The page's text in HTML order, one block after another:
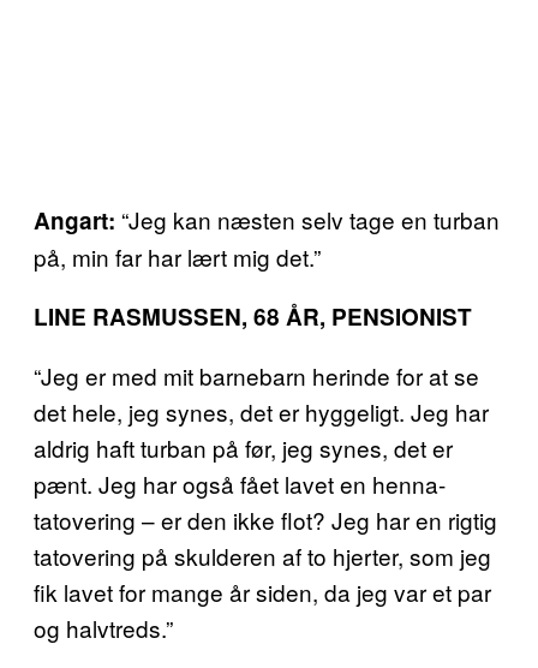
Angart: “Jeg kan næsten selv tage en turban
på, min far har lært mig det.”
LINE RASMUSSEN, 68 ÅR, PENSIONIST
“Jeg er med mit barnebarn herinde for at se
det hele, jeg synes, det er hyggeligt. Jeg har
aldrig haft turban på før, jeg synes, det er
pænt. Jeg har også fået lavet en henna-
tatovering – er den ikke flot? Jeg har en rigtig
tatovering på skulderen af to hjerter, som jeg
fik lavet for mange år siden, da jeg var et par
og halvtreds.”